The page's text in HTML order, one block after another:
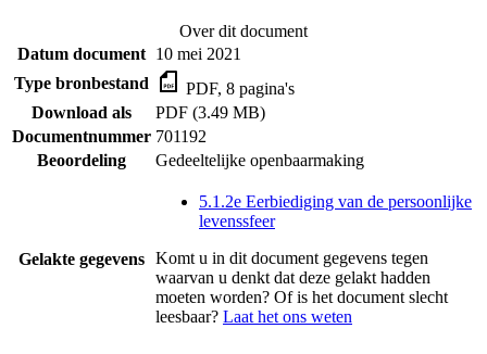
Over dit document
Datum document 10 mei 2021
Type bronbestand
PDF, 8 pagina's
Download als
PDF (3.49 MB)
Documentnummer 701192
Beoordeling
Gedeeltelijke openbaarmaking
Gelakte gegevens
5.1.2e Eerbiediging van de persoonlijke
levenssfeer
Komt u in dit document gegevens tegen
waarvan u denkt dat deze gelakt hadden
moeten worden? Of is het document slecht
leesbaar? Laat het ons weten